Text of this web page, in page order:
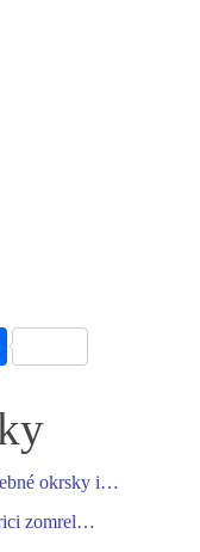
S
re
okrsky i…
zomrel…